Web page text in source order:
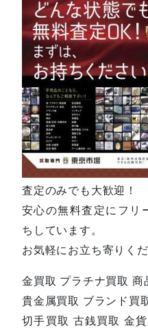
査定のみでも大歓迎！
安心の無料査定にフリ
ちしています。
お気軽にお立ち寄りくだ
金買取 プラチナ買取 商
貴金属買取 ブランド買
切手買取 古銭買取 金